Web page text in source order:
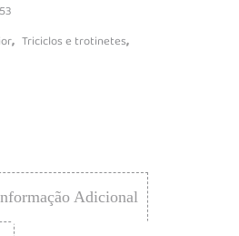
, Triciclos e trotinetes,
Adicional